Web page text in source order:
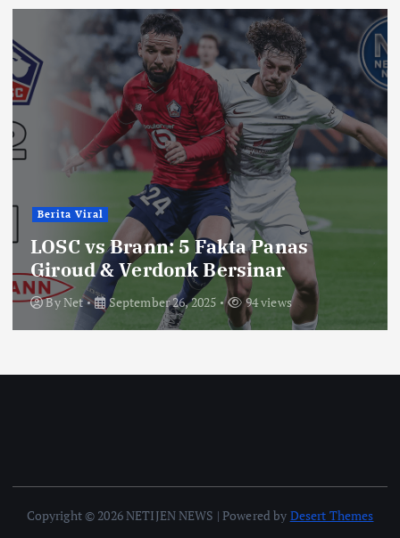
Berita Viral
LOSC vs Brann: 5 Fakta Panas
Giroud & Verdonk Bersinar
ByNet September 26, 2025 94 views
Copyright © 2026 NETIJEN NEWS | Powered by Desert Themes